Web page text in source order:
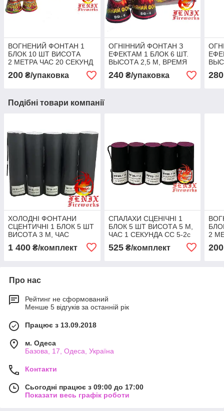
ВОГНЕНИЙ ФОНТАН 1
БЛОК 10 ШТ ВИСОТА
2 МЕТРА ЧАС 20 СЕКУНД
ВФ-3
200 ₴/упаковка
ОГНІННИЙ ФОНТАН З
ЕФЕКТАМ 1 БЛОК 6 ШТ.
ВЫСОТА 2,5 М, ВРЕМЯ
30 СЕКУНД ВФ-4
240₴/упаковка 280
Подібні товари компанії
ХОЛОДНІ ФОНТАНИ
СЦЕНТИЧНІ 1 БЛОК 5 ШТ
ВИСОТА 3 М, ЧАС
1 400 ₴/комплект
СПАЛАХИ СЦЕНІЧНІ 1
БЛОК 5 ШТ ВИСОТА 5 М,
ЧАС 1 СЕКУНДА СС 5-2с
525₴/комплект
2
200
Про нас
Рейтинг не сформований
Менше 5 відгуків за останній рік
Працює з 13.09.2018
м. Одеса
Базова, 17, Одеса, Україна
Контакти
Сьогодні працює з 09:00 до 17:00
Показати весь графік роботи